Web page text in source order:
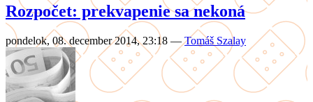
Rozpočet: prekvapenie sa nekoná
pondelok, 08. december 2014, 23:18 — Tomáš Szalay